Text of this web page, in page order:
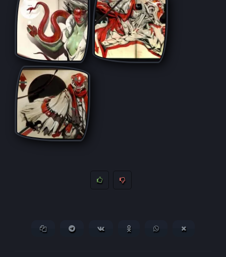
Копировать ссылкуПоделиться в Telegram
Поделиться ВКонтактеПоделиться в
Поделиться в